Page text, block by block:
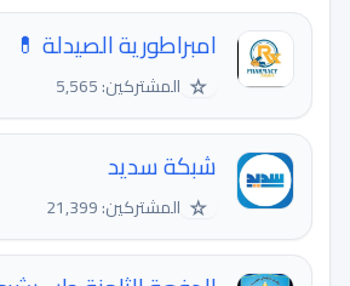
امبراطورية الصيدلة 💊
☆ المشتركين: 5,565
شبكة سديد
☆ المشتركين: 21,399